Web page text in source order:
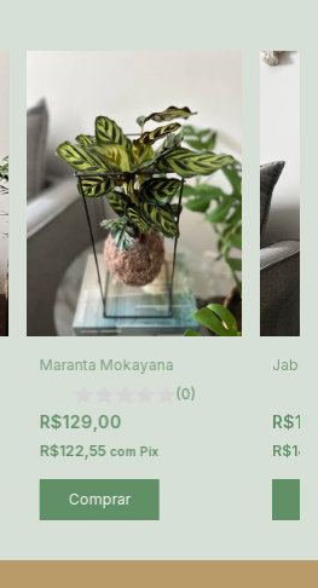
Maranta Mokayana
(0)
R$129,00
R$122,55 com Pix